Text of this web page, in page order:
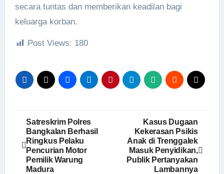
secara tuntas dan memberikan keadilan bagi
keluarga korban.
Post Views: 180
Navigasi
pos
Satreskrim Polres
Bangkalan Berhasil
Ringkus Pelaku
Pencurian Motor
Pemilik Warung
Madura
Kasus Dugaan
Kekerasan Psikis
Anak di Trenggalek
Masuk Penyidikan,
Publik Pertanyakan
Lambannya